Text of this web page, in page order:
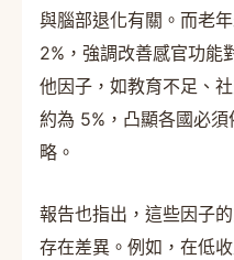
與腦部退化有關。而老
2%，強調改善感官功能
他因子，如教育不足、
約為 5%，凸顯各國必
略。
報告也指出，這些因子
存在差異。例如，在低